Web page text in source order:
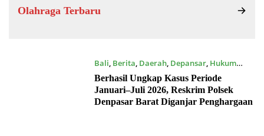
Olahraga Terbaru
Bali, Berita, Daerah, Depansar, Hukum
16/07/2026
Berhasil Ungkap Kasus Periode
Januari–Juli 2026, Reskrim Polsek
Denpasar Barat Diganjar Penghargaan